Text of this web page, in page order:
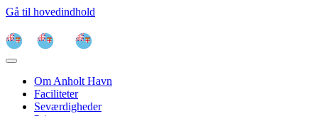
Gå til hovedindhold
Om Anholt Havn
Faciliteter
Seværdigheder